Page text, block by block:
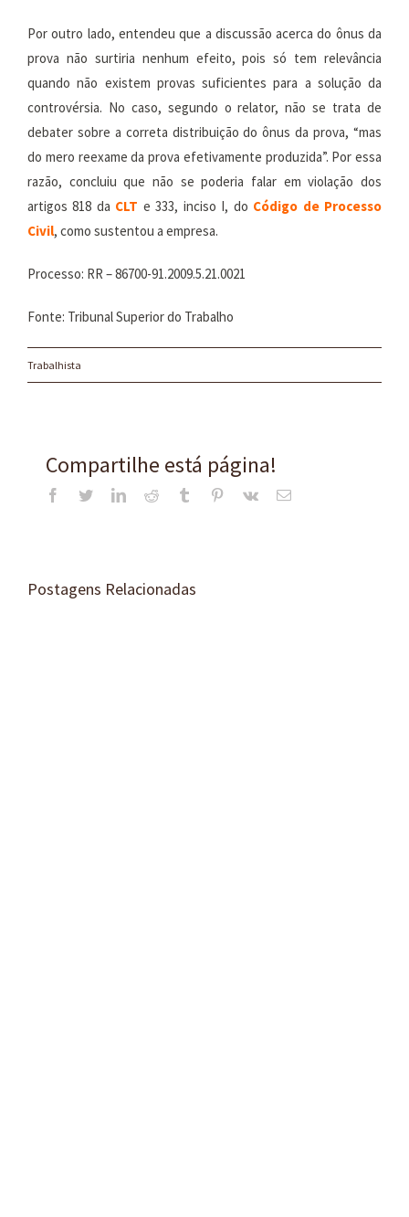
Por outro lado, entendeu que a discussão acerca do ônus da
prova não surtiria nenhum efeito, pois só tem relevância
quando não existem provas suficientes para a solução da
controvérsia. No caso, segundo o relator, não se trata de
debater sobre a correta distribuição do ônus da prova, “mas
do mero reexame da prova efetivamente produzida”. Por essa
razão, concluiu que não se poderia falar em violação dos
artigos 818 da CLT e 333, inciso I, do Código de Processo
Civil, como sustentou a empresa.
Processo: RR – 86700-91.2009.5.21.0021
Fonte: Tribunal Superior do Trabalho
Trabalhista
Compartilhe está página!
Facebook
TwitterLinkedInReddit Tumblr Pinterest
Vk
E-
Postagens Relacionadas